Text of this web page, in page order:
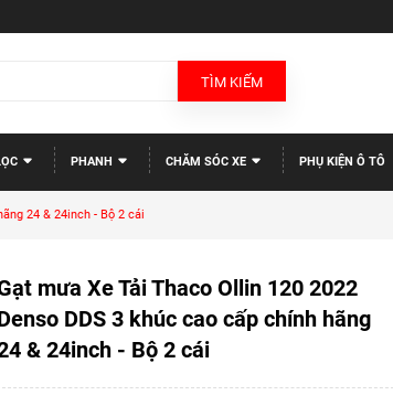
TÌM KIẾM
PHANH CHĂM SÓC XE PHỤ KIỆN Ô TÔ
24 & 24inch - Bộ 2 cái
mưa Xe Tải Thaco Ollin 120 2022
DDS 3 khúc cao cấp chính hãng
& 24inch - Bộ 2 cái